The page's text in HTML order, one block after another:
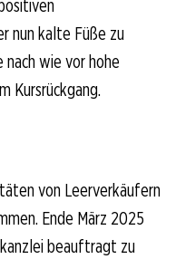
nun kalte Füße zu
nach wie vor hohe
Kursrückgang.
von Leerverkäufern
Ende März 2025
beauftragt zu